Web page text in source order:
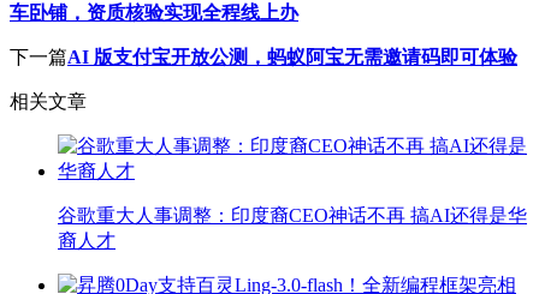
车卧铺，资质核验实现全程线上办
下一篇AI 版支付宝开放公测，蚂蚁阿宝无需邀请码即可体验
相关文章
谷歌重大人事调整：印度裔CEO神话不再 搞AI还得是华
裔人才